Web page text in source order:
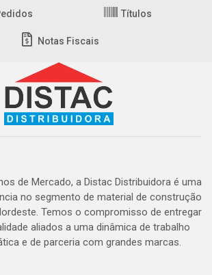
Títulos
Notas Fiscais
de Mercado, a Distac Distribuidora é uma
no segmento de material de construção
Temos o compromisso de entregar
aliados a uma dinâmica de trabalho
e de parceria com grandes marcas.